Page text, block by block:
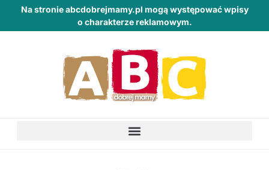
Na stronie abcdobrejmamy.pl mogą występować wpisy
o charakterze reklamowym.